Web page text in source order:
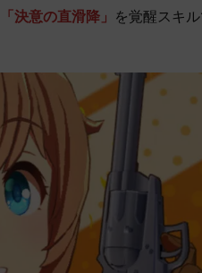
「決意の直滑降」 を覚醒スキ